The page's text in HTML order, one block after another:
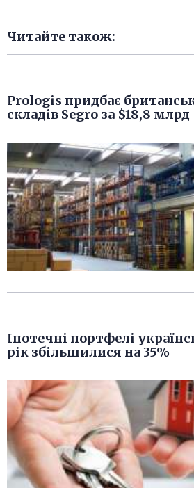
Читайте також:
Prologis придбає
складів Segro за $18,8 млрд
Іпотечні портфелі
рік збільшилися на 35%